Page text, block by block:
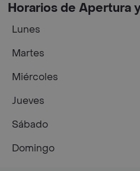
Horarios de Apertura
Lunes
Martes
Miércoles
Jueves
Sábado
Domingo